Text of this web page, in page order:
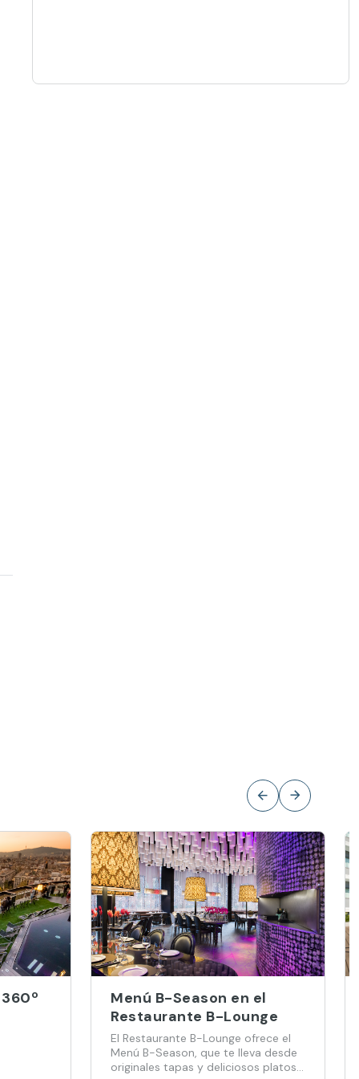
Menú B-Season en el
Restaurante B-Lounge
El Restaurante B-Lounge ofrece el
Menú B-Season, que te lleva desde
originales tapas y deliciosos platos